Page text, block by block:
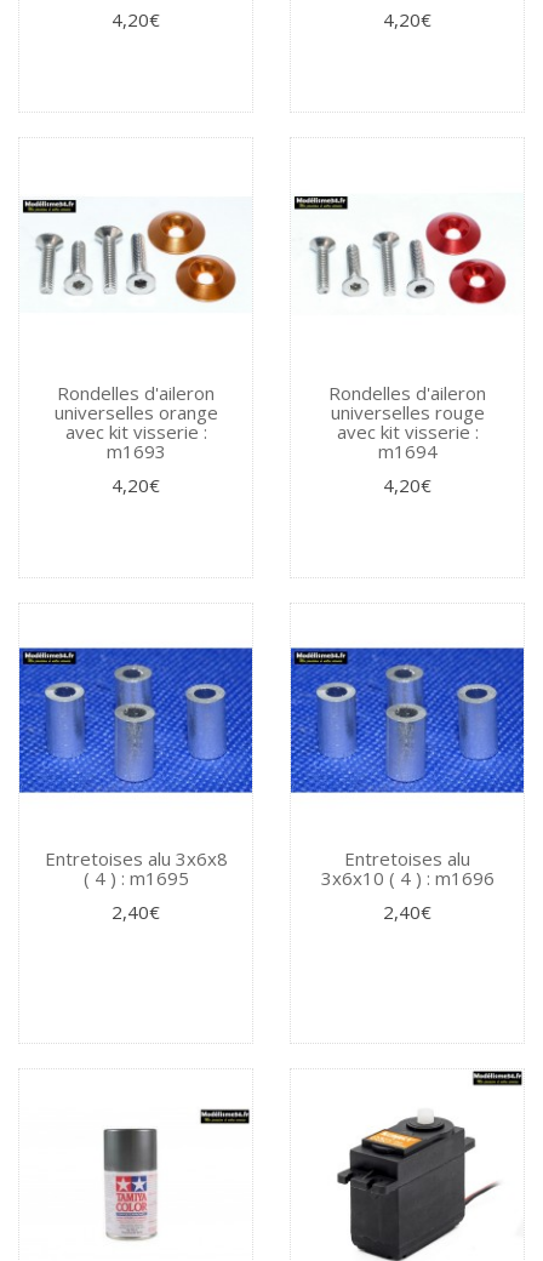
4,20€
4,20€
Rondelles d'aileron
universelles orange
avec kit visserie :
m1693
4,20€
Rondelles d'aileron
universelles rouge
avec kit visserie :
m1694
4,20€
Entretoises alu 3x6x8
( 4 ) : m1695
2,40€
Entretoises alu
3x6x10 ( 4 ) : m1696
2,40€